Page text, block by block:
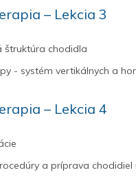
– Lekcia 3
štruktúra chodidla
- systém vertikálnych a
– Lekcia 4
a príprava chodidiel